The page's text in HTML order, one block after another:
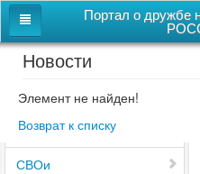
Портал о
Главная
Дом дружбы народов
Новости
СВОи
Новости
Элемент не найден!
Возврат к списку